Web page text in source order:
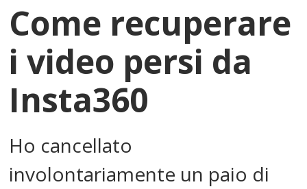
Come recuperare
i video persi da
Insta360
Ho cancellato
involontariamente un paio di